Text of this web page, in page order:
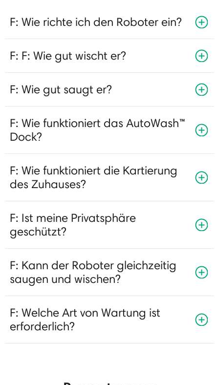
F: Wie richte ich den Roboter ein?
F: F: Wie gut wischt er?
F: Wie gut saugt er?
F: Wie funktioniert das AutoWash™
Dock?
F: Wie funktioniert die Kartierung
des Zuhauses?
F: Ist meine Privatsphäre
geschützt?
F: Kann der Roboter gleichzeitig
saugen und wischen?
F: Welche Art von Wartung ist
erforderlich?